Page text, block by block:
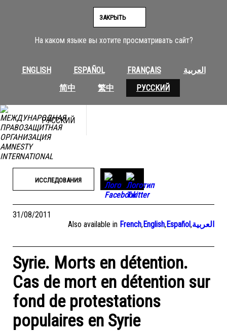
На каком языке вы хотите просматривать сайт?
ENGLISH ESPAÑOL FRANÇAIS
العربية
简中
繁中 РУССКИЙ
ЗАКРЫТЬ
РУССКИЙ
ИССЛЕДОВАНИЯ
31/08/2011
Also available in French,English,Español,العربية
Syrie. Morts en détention.
Cas de mort en détention sur
fond de protestations
populaires en Syrie